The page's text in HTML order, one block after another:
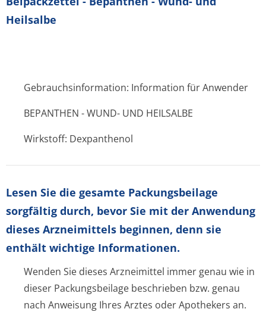
Heilsalbe
Gebrauchsinformation: Information für Anwender
BEPANTHEN - WUND- UND HEILSALBE
Wirkstoff: Dexpanthenol
Lesen Sie die gesamte Packungsbeilage
sorgfältig durch, bevor Sie mit der Anwendung
dieses Arzneimittels beginnen, denn sie
enthält wichtige Informationen.
Wenden Sie dieses Arzneimittel immer genau wie in
dieser Packungsbeilage beschrieben bzw. genau
nach Anweisung Ihres Arztes oder Apothekers an.